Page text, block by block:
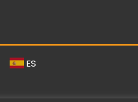
ES